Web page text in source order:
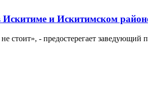
Искитиме и Искитимском
стоит», - предостерегает